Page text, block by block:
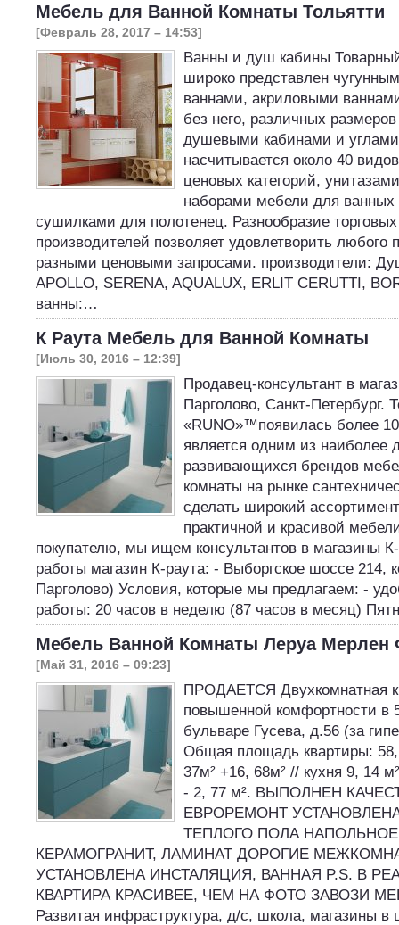
Мебель для Ванной Комнаты Тольятти
[Февраль 28, 2017 – 14:53]
Ванны и душ кабины
широко представлен
ваннами, акриловыми
без него, различных
душевыми кабинами и
насчитывается около 40
ценовых категорий,
наборами мебели для ванных
сушилками для полотенец. Разнообразие
производителей позволяет удовлетворить любого
разными ценовыми запросами. производители:
APOLLO, SERENA, AQUALUX, ERLIT CERUTTI,
ванны:…
К Раута Мебель для Ванной Комнаты
[Июль 30, 2016 – 12:39]
Продавец-консультант в
Парголово, Санкт-Петербург.
«RUNO»™появилась более
является одним из наиболее
развивающихся брендов
комнаты на рынке
сделать широкий
практичной и красивой
покупателю, мы ищем консультантов в магазины
работы магазин К-раута: - Выборгское шоссе 214,
Парголово) Условия, которые мы предлагаем: -
работы: 20 часов в неделю (87 часов в месяц)
Мебель Ванной Комнаты Леруа Мерлен
[Май 31, 2016 – 09:23]
ПРОДАЕТСЯ Двухкомнатная
повышенной комфортности в
бульваре Гусева, д.56 (за
Общая площадь квартиры:
37м² +16, 68м² // кухня 9, 14
- 2, 77 м². ВЫПОЛНЕН
ЕВРОРЕМОНТ
ТЕПЛОГО ПОЛА
КЕРАМОГРАНИТ, ЛАМИНАТ ДОРОГИЕ
УСТАНОВЛЕНА ИНСТАЛЯЦИЯ, ВАННАЯ P.S. В
КВАРТИРА КРАСИВЕЕ, ЧЕМ НА ФОТО ЗАВОЗИ
Развитая инфраструктура, д/с, школа, магазины в